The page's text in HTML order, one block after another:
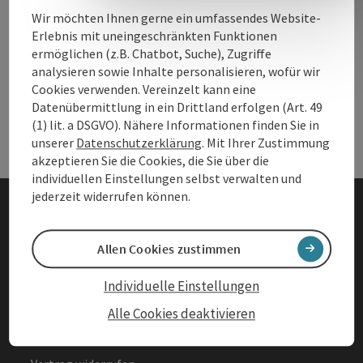
Andere Webseiten
Services
Impressum
Datenschutz
Barrierefreiheitserklärung
Wir möchten Ihnen gerne ein umfassendes Website-
Erlebnis mit uneingeschränkten Funktionen
ermöglichen (z.B. Chatbot, Suche), Zugriffe
analysieren sowie Inhalte personalisieren, wofür wir
Cookies verwenden. Vereinzelt kann eine
Datenübermittlung in ein Drittland erfolgen (Art. 49
(1) lit. a DSGVO). Nähere Informationen finden Sie in
unserer Datenschutzerklärung. Mit Ihrer Zustimmung
akzeptieren Sie die Cookies, die Sie über die
individuellen Einstellungen selbst verwalten und
jederzeit widerrufen können.
Alle Cookies deaktivieren
Individuelle Einstellungen
Allen Cookies zustimmen